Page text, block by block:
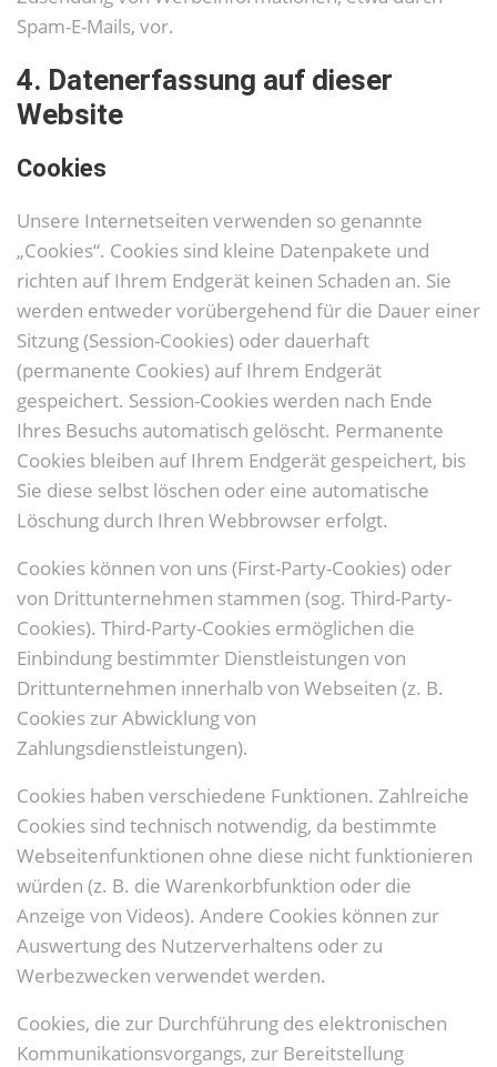
Spam-E-Mails, vor.
4. Datenerfassung auf dieser
Website
Cookies
Unsere Internetseiten verwenden so genannte
„Cookies“. Cookies sind kleine Datenpakete und
richten auf Ihrem Endgerät keinen Schaden an. Sie
werden entweder vorübergehend für die Dauer einer
Sitzung (Session-Cookies) oder dauerhaft
(permanente Cookies) auf Ihrem Endgerät
gespeichert. Session-Cookies werden nach Ende
Ihres Besuchs automatisch gelöscht. Permanente
Cookies bleiben auf Ihrem Endgerät gespeichert, bis
Sie diese selbst löschen oder eine automatische
Löschung durch Ihren Webbrowser erfolgt.
Cookies können von uns (First-Party-Cookies) oder
von Drittunternehmen stammen (sog. Third-Party-
Cookies). Third-Party-Cookies ermöglichen die
Einbindung bestimmter Dienstleistungen von
Drittunternehmen innerhalb von Webseiten (z. B.
Cookies zur Abwicklung von
Zahlungsdienstleistungen).
Cookies haben verschiedene Funktionen. Zahlreiche
Cookies sind technisch notwendig, da bestimmte
Webseitenfunktionen ohne diese nicht funktionieren
würden (z. B. die Warenkorbfunktion oder die
Anzeige von Videos). Andere Cookies können zur
Auswertung des Nutzerverhaltens oder zu
Werbezwecken verwendet werden.
Cookies, die zur Durchführung des elektronischen
Kommunikationsvorgangs, zur Bereitstellung